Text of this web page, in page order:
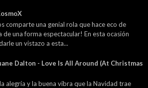
comparte una genial rola que hace eco de
de una forma espectacular! En esta ocasión
un vistazo a esta...
Dalton - Love Is All Around (At Christmas
alegría y la buena vibra que la Navidad trae